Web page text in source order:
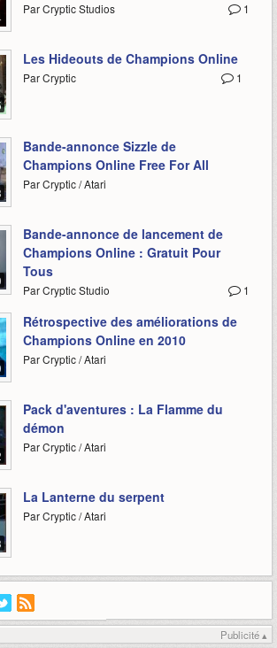
1
Par Cryptic Studios
Les Hideouts de Champions Online
1
Par Cryptic
Bande-annonce Sizzle de
Champions Online Free For All
Par Cryptic / Atari
Bande-annonce de lancement de
Champions Online : Gratuit Pour
Tous
1
Par Cryptic Studio
Rétrospective des améliorations de
Champions Online en 2010
Par Cryptic / Atari
Pack d'aventures : La Flamme du
démon
Par Cryptic / Atari
La Lanterne du serpent
Par Cryptic / Atari
Publicité ▴